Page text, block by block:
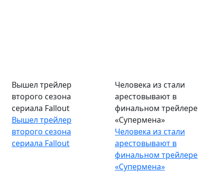
Вышел трейлер
второго сезона
сериала Fallout
Вышел трейлер
второго сезона
сериала Fallout
Человека из стали
арестовывают в
финальном трейлере
«Супермена»
Человека из стали
арестовывают в
финальном трейлере
«Супермена»